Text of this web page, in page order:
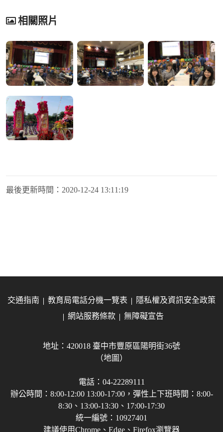
相關照片
最後更新時間： 2020-12-24 13:11:19
交通指南 教育局電話分機一覽表
隱私權及資訊安全政策
網站服務條款
無障礙宣告
地址：420018 臺中市豐原區陽明街36號
（地圖）
電話：04-22289111
辦公時間：8:00-12:00 13:00-17:00，彈性上下班時間：8:00-
8:30、13:00-13:30、17:00-17:30
統一編號：10927401
建議使用Chrome、Edge、Firefox瀏覽器